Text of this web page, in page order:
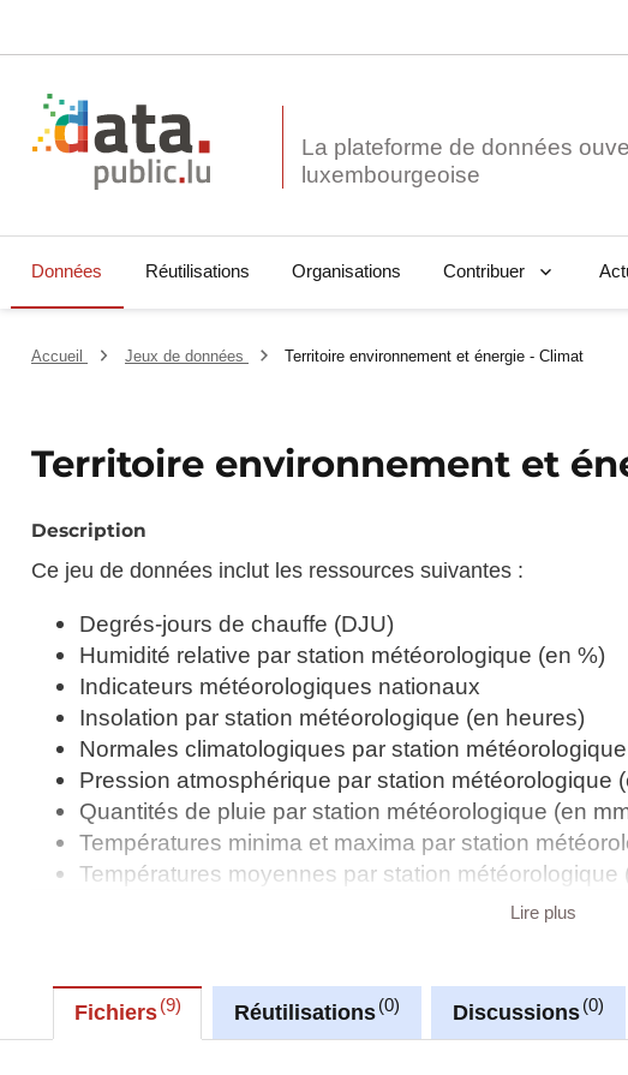
La plateforme de données
Données Réutilisations Organisations Contribuer
Accueil Jeux de données Territoire environnement et énergie - Climat
Territoire environnement et
Description
Ce jeu de données inclut les ressources suivantes :
Degrés-jours de chauffe (DJU)
Humidité relative par station météorologique (en %)
Indicateurs météorologiques nationaux
Insolation par station météorologique (en heures)
Normales climatologiques par station météorologique
Pression atmosphérique par station météorologique
Quantités de pluie par station météorologique (en
Températures minima et maxima par station
Températures moyennes par station météorologique
Lire plus
Fichiers 9 Réutilisations 0 Discussions 0